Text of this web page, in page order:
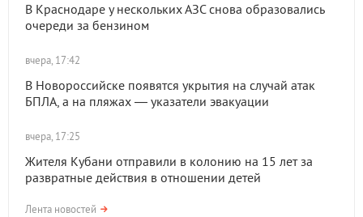
В Краснодаре у нескольких АЗС снова образовались
очереди за бензином
вчера, 17:42
В Новороссийске появятся укрытия на случай атак
БПЛА, а на пляжах — указатели эвакуации
вчера, 17:25
Жителя Кубани отправили в колонию на 15 лет за
развратные действия в отношении детей
Лента новостей